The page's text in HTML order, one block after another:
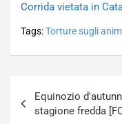
Corrida vietata in
Tags:Torture sugli
articoli
Equinozio
stagione fredda